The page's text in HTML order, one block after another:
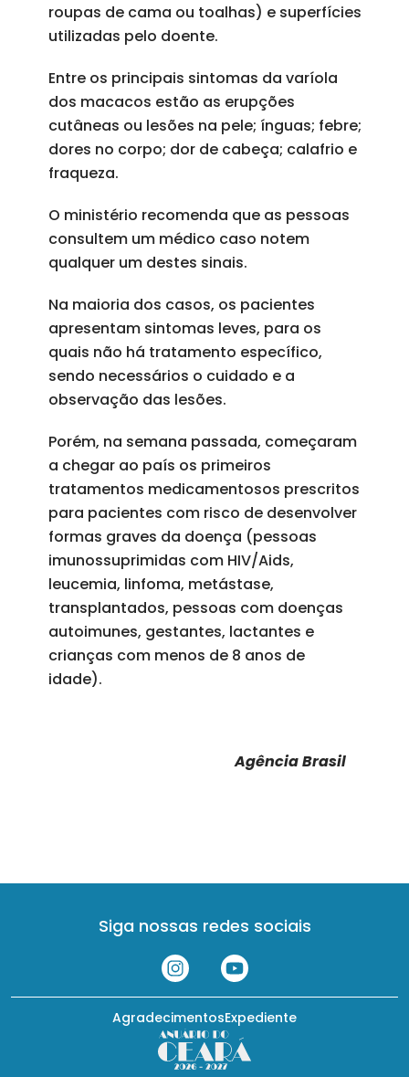
roupas de cama ou toalhas) e superfícies
utilizadas pelo doente.
Entre os principais sintomas da varíola
dos macacos estão as erupções
cutâneas ou lesões na pele; ínguas; febre;
dores no corpo; dor de cabeça; calafrio e
fraqueza.
O ministério recomenda que as pessoas
consultem um médico caso notem
qualquer um destes sinais.
Na maioria dos casos, os pacientes
apresentam sintomas leves, para os
quais não há tratamento específico,
sendo necessários o cuidado e a
observação das lesões.
Porém, na semana passada, começaram
a chegar ao país os primeiros
tratamentos medicamentosos prescritos
para pacientes com risco de desenvolver
formas graves da doença (pessoas
imunossuprimidas com HIV/Aids,
leucemia, linfoma, metástase,
transplantados, pessoas com doenças
autoimunes, gestantes, lactantes e
crianças com menos de 8 anos de
idade).
Agência Brasil
Siga nossas redes sociais
Expediente
Agradecimentos